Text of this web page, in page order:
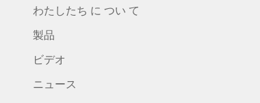
わたしたち に つい て
製品
ビデオ
ニュース